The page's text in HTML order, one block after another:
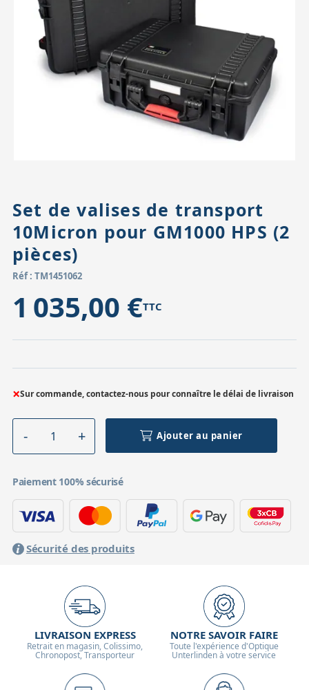
Accessoires pour montures
Têtes
Pièces détachées
Set de valises de transport
10Micron pour GM1000 HPS (2
pièces)
Réf : TM1451062
1 035,00 €TTC
×Sur commande, contactez-nous pour connaître le délai de livraison
Ajouter au panier
Paiement 100% sécurisé
Sécurité des produits
LIVRAISON EXPRESS
Retrait en magasin, Colissimo,
Chronopost, Transporteur
NOTRE SAVOIR FAIRE
Toute l'expérience d'Optique
Unterlinden à votre service